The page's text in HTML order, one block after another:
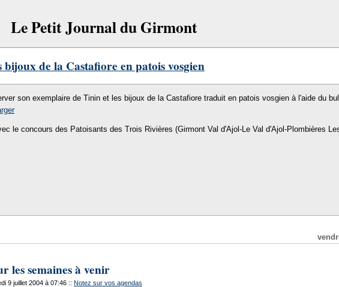
Le Petit Journal du Girmont
de la Castafiore en patois vosgien
son exemplaire de Tinin et les bijoux de la Castafiore traduit en patois vosgien à l'aide du
le concours des Patoisants des Trois Rivières (Girmont Val d'Ajol-Le Val d'Ajol-Plombières
les semaines à venir
9 juillet 2004 à 07:46 :: Notez sur vos agendas